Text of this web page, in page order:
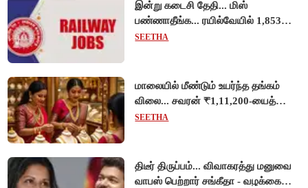
இன்று கடைசி தேதி... மிஸ்
பண்ணாதீங்க... ரயில்வேயில் 1,853
அப்ரண்டிஸ் பணியிடங்களுக்கு
SEETHA
மாலையில் மீண்டும் உயர்ந்த தங்கம்
விலை... சவரன் ₹1,11,200-யைத்
தொட்டது!
SEETHA
திடீர் திருப்பம்... விவாகரத்து மனுவை
வாபஸ் பெற்றார் சங்கீதா - வழக்கை